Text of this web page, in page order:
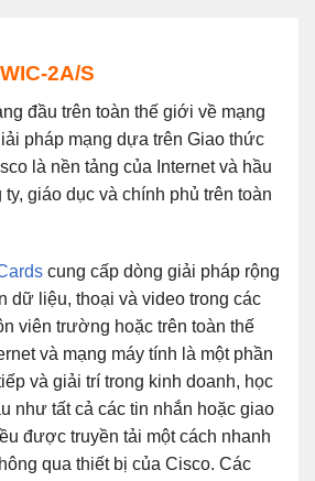
2A/S
đầu trên toàn thế giới về mạng
pháp mạng dựa trên Giao thức
là nền tảng của Internet và hầu
ty, giáo dục và chính phủ trên toàn
cung cấp dòng giải pháp rộng
dữ liệu, thoại và video trong các
viên trường hoặc trên toàn thế
và mạng máy tính là một phần
và giải trí trong kinh doanh, học
như tất cả các tin nhắn hoặc giao
được truyền tải một cách nhanh
qua thiết bị của Cisco. Các